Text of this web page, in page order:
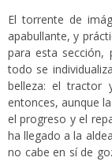
El torrente de
apabullante, y
para esta sección,
todo se
belleza: el tractor
entonces, aunque
el progreso y el
ha llegado a la
no cabe en sí de